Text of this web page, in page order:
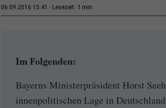
06.09.2016 15:41 Lesezeit: 1 min
Im Folgenden:
Bayerns Ministerpräsident Horst
innenpolitischen Lage in